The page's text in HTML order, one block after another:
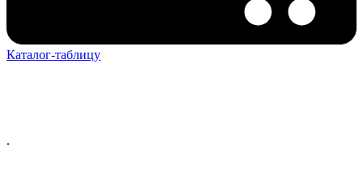
Каталог-таблицу
.